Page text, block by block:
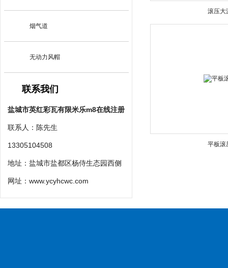
烟气道
无动力风帽
联系我们
盐城市英红彩瓦有限米乐m8在线注册
联系人：陈先生
13305104508
地址：盐城市盐都区杨侍生态园西侧
网址： www.ycyhcwc.com
滚压大
平板滚